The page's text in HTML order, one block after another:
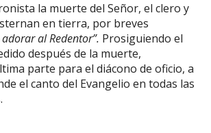
la muerte del Señor, el clero y
en tierra, por breves
al Redentor”. Prosiguiendo el
después de la muerte,
parte para el diácono de oficio, a
el canto del Evangelio en todas las